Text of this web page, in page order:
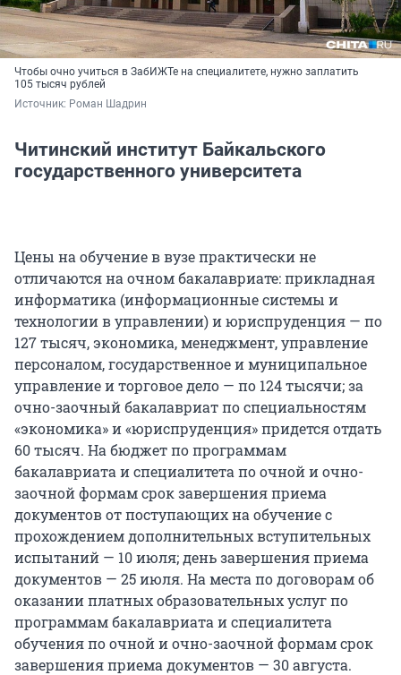
Чтобы очно учиться в ЗабИЖТе на специалитете, нужно заплатить
105 тысяч рублей
Источник: Роман Шадрин
Читинский институт Байкальского
государственного университета
Цены на обучение в вузе практически не
отличаются на очном бакалавриате: прикладная
информатика (информационные системы и
технологии в управлении) и юриспруденция — по
127 тысяч, экономика, менеджмент, управление
персоналом, государственное и муниципальное
управление и торговое дело — по 124 тысячи; за
очно-заочный бакалавриат по специальностям
«экономика» и «юриспруденция» придется отдать
60 тысяч. На бюджет по программам
бакалавриата и специалитета по очной и очно-
заочной формам срок завершения приема
документов от поступающих на обучение с
прохождением дополнительных вступительных
испытаний — 10 июля; день завершения приема
документов — 25 июля. На места по договорам об
оказании платных образовательных услуг по
программам бакалавриата и специалитета
обучения по очной и очно-заочной формам срок
завершения приема документов — 30 августа.